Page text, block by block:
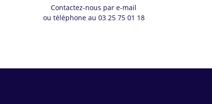
Contactez-nous par e-mail
ou téléphone au 03 25 75 01 18